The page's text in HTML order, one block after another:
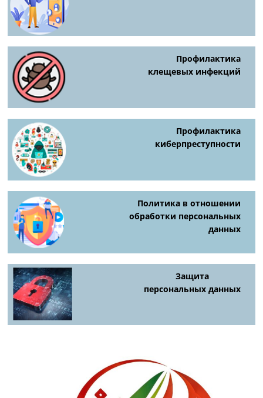
Профилактика
клещевых инфекций
Профилактика
киберпреступности
Политика в отношении
обработки персональных
данных
Защита
персональных данных